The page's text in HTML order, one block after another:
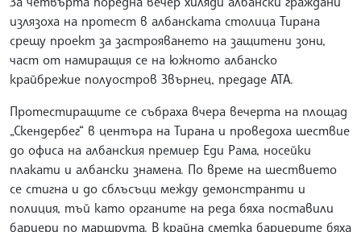
излязоха на протест в албанската столица Тирана
срещу проект за застрояването на защитени зони,
част от намиращия се на южното албанско
крайбрежие полуостров Звърнец, предаде АТА.
Протестиращите се събраха вчера вечерта на площад
„Скендербег“ в центъра на Тирана и проведоха шествие
до офиса на албанския премиер Еди Рама, носейки
плакати и албански знамена. По време на шествието
се стигна и до сблъсъци между демонстранти и
полиция, тъй като органите на реда бяха поставили
бариери по маршрута. В крайна сметка бариерите бяха